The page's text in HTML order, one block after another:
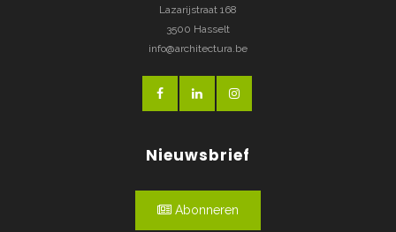
Lazarijstraat 168
3500 Hasselt
info@architectura.be
Nieuwsbrief
Abonneren